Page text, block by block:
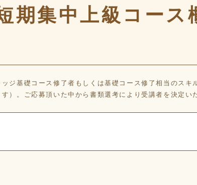
期集中上級コース
ジ基礎コース修了者もしくは基礎コース修了相当のスキ
）。ご応募頂いた中から書類選考により受講者を決定い